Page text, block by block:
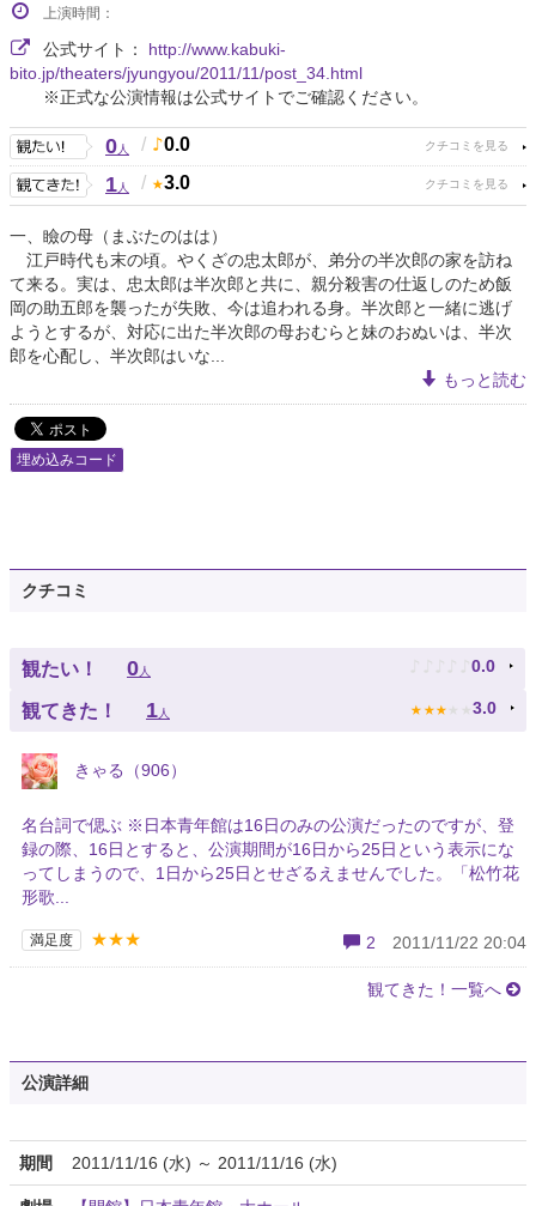
上演時間：
公式サイト： http://www.kabuki-
bito.jp/theaters/jyungyou/2011/11/post_34.html
※正式な公演情報は公式サイトでご確認ください。
0人 / 0.0
1人 / 3.0
一、瞼の母（まぶたのはは）
江戸時代も末の頃。やくざの忠太郎が、弟分の半次郎の家を訪ね
て来る。実は、忠太郎は半次郎と共に、親分殺害の仕返しのため飯
岡の助五郎を襲ったが失敗、今は追われる身。半次郎と一緒に逃げ
ようとするが、対応に出た半次郎の母おむらと妹のおぬいは、半次
郎を心配し、半次郎はいな...
もっと読む
埋め込みコード
クチコミ
観たい！ 0人 ♪ ♪ ♪ ♪ ♪ 0.0
観てきた！ 1人 ★ ★ ★ ★ ★ 3.0
きゃる（906）
名台詞で偲ぶ ※日本青年館は16日のみの公演だったのですが、登
録の際、16日とすると、公演期間が16日から25日という表示にな
ってしまうので、1日から25日とせざるえませんでした。「松竹花
形歌...
満足度 ★★★ 2 2011/11/22 20:04
観てきた！一覧へ
公演詳細
期間 2011/11/16 (水) ～ 2011/11/16 (水)